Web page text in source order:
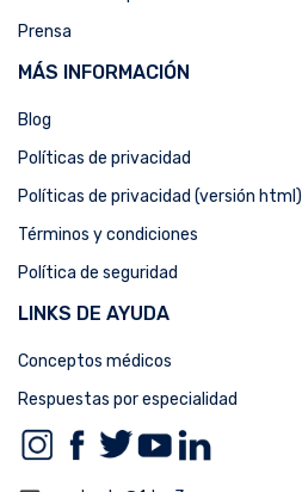
Prensa
MÁS INFORMACIÓN
Blog
Políticas de privacidad
Políticas de privacidad (versión html)
Términos y condiciones
Política de seguridad
LINKS DE AYUDA
Conceptos médicos
Respuestas por especialidad